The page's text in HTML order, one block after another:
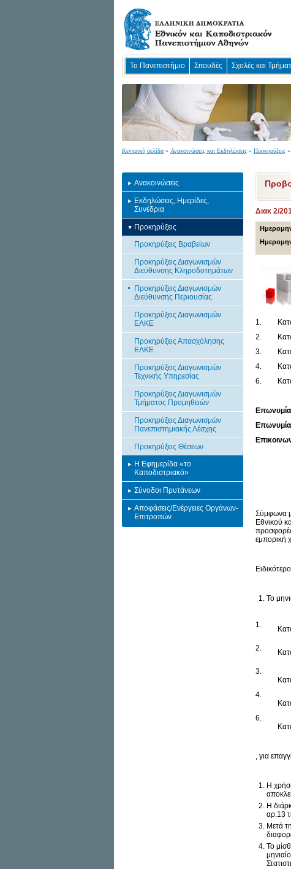
Το Πανεπιστήμιο Σπουδές Σχολές και
Κεντρική σελίδα » Ανακοινώσεις και Εκδηλώσεις » Προκηρύξεις »
Ανακοινώσεις
Εκδηλώσεις, Ημερίδες,
Συνέδρια
Προκηρύξεις
Προκηρύξεις Βραβείων
Προκηρύξεις Διαγωνισμών
Διεύθυνσης Κληροδοτημάτων
Προκηρύξεις Διαγωνισμών
Διεύθυνσης Περιουσίας
Προκηρύξεις Διαγωνισμών
ΕΛΚΕ
Προκηρύξεις Απασχόλησης
ΕΛΚΕ
Προκηρύξεις Διαγωνισμών
Τεχνικής Υπηρεσίας
Προκηρύξεις Διαγωνισμών
Τμήματος Προμηθειών
Προκηρύξεις Διαγωνισμών
Πανεπιστημιακής Λέσχης
Προκηρύξεις Θέσεων
Η Εφημερίδα «το
Καποδιστριακό»
Σύνοδοι Πρυτάνεων
Αποφάσεις/Ενέργειες Οργάνων-
Επιτροπών
Διακ 2/
1.
2.
3.
4.
6.
Επωνυμία
Τμήμα
Σύμφωνα
Εθνικού
εμπορική
Το
1.
2.
3.
4.
6.
, για
Η
Η
αρ.13
Μετά
Το